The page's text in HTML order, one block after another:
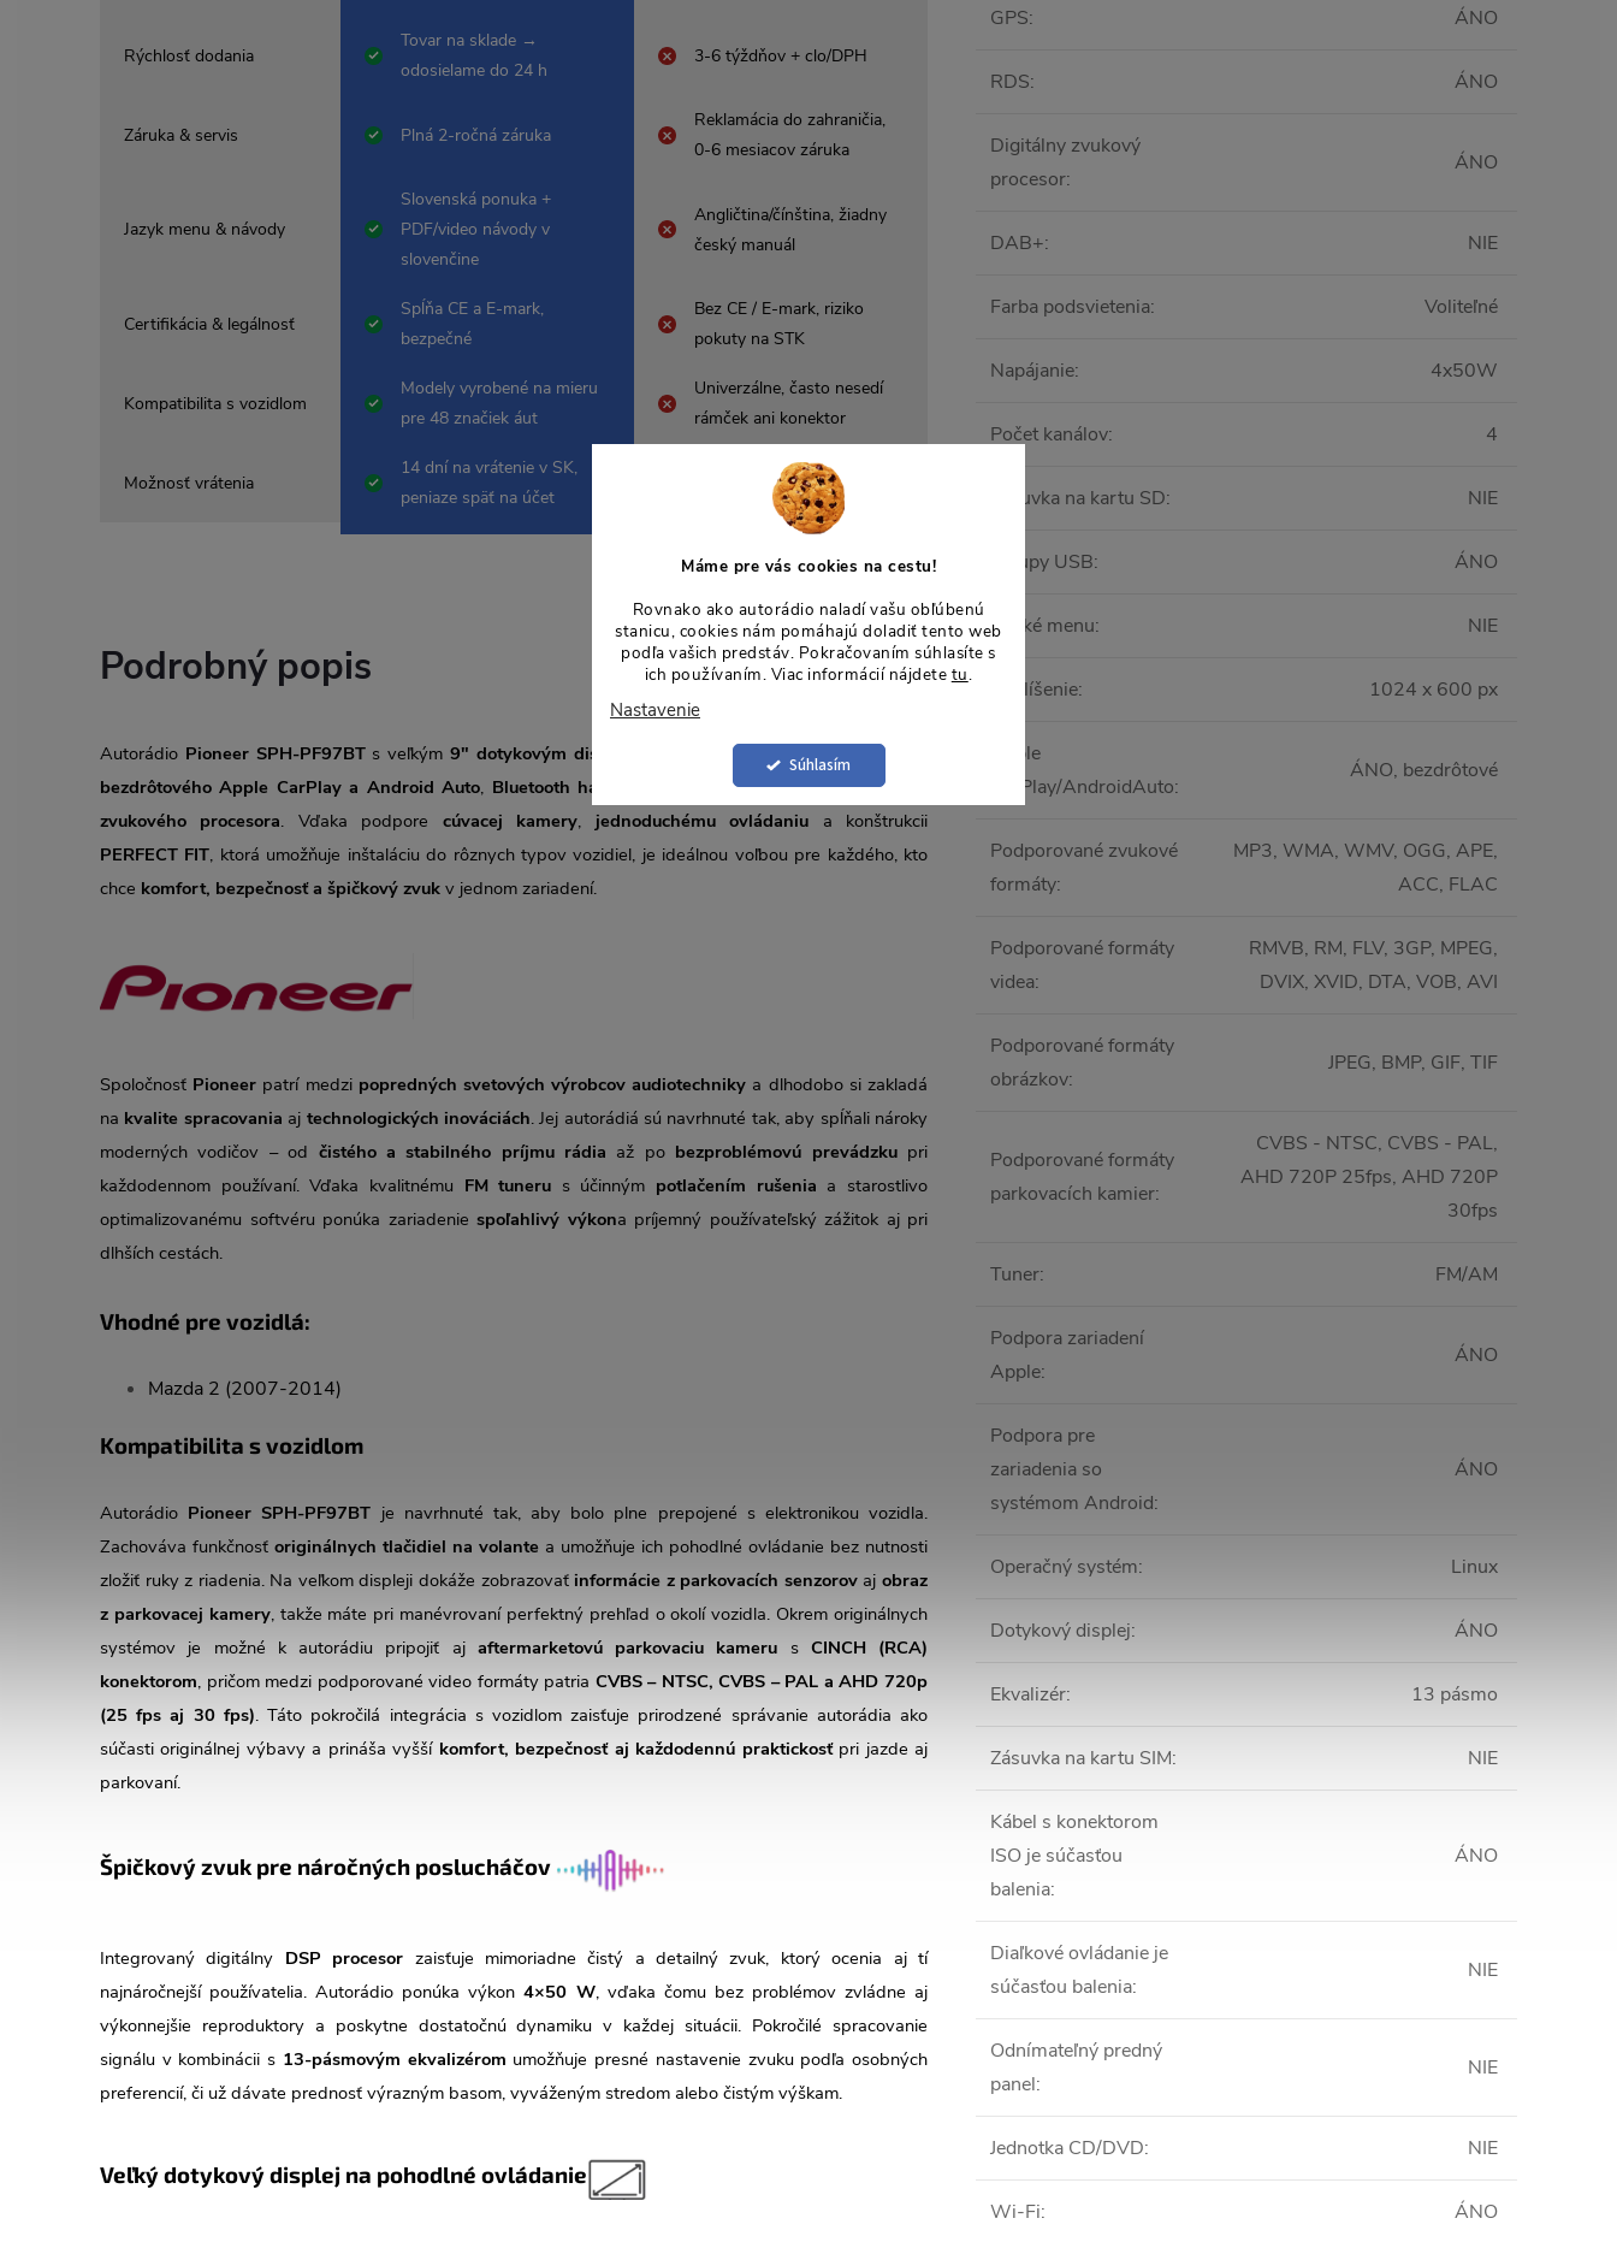
Máme pre vás cookies na cestu!
Rovnako ako autorádio naladí vašu obľúbenú
stanicu, cookies nám pomáhajú doladiť tento web
podľa vašich predstáv. Pokračovaním súhlasíte s
ich používaním. Viac informácií nájdete tu.
Nastavenie
Súhlasím
Rýchlosť dodania
Tovar na sklade →
odosielame do 24 h
3-6 týždňov + clo/DPH
Záruka & servis Plná 2-ročná záruka
Reklamácia do zahraničia,
0-6 mesiacov záruka
Jazyk menu & návody
Slovenská ponuka +
PDF/video návody v
slovenčine
Angličtina/čínština, žiadny
český manuál
Certifikácia & legálnosť
Spĺňa CE a E-mark,
bezpečné
Bez CE / E-mark, riziko
pokuty na STK
Kompatibilita s vozidlom
Modely vyrobené na mieru
pre 48 značiek áut
Univerzálne, často nesedí
rámček ani konektor
Možnosť vrátenia
14 dní na vrátenie v SK,
peniaze späť na účet
Komplikované, drahé
poštovné späť do Ázie
Podrobný popis
Autorádio Pioneer SPH-PF97BTs veľkým9" dotykovým displejom
ponúka modernú výbavu vrátane
bezdrôtového Apple CarPlay a Android Auto, Bluetooth handsfree WebLink 3.0a kvalitného
zvukového procesora. Vďaka podpore cúvacej kamery, jednoduchému ovládaniu a konštrukcii
PERFECT FIT, ktorá umožňuje inštaláciu do rôznych typov vozidiel, je ideálnou voľbou pre každého, kto
chce komfort, bezpečnosť a špičkový zvuk v jednom zariadení.
Spoločnosť Pioneer patrí medzi popredných svetových výrobcov audiotechniky a dlhodobo si zakladá
na kvalite spracovania aj technologických inováciách. Jej autorádiá sú navrhnuté tak, aby spĺňali nároky
moderných vodičov – od čistého a stabilného príjmu rádia až po bezproblémovú prevádzkupri
každodennom používaní. Vďaka kvalitnému FM tuneru s účinným potlačením rušenia a starostlivo
optimalizovanému softvéru ponúka zariadenie spoľahlivý výkona príjemný používateľský zážitok aj pri
dlhších cestách.
Vhodné pre vozidlá:
Mazda 2 (2007-2014)
Kompatibilita s vozidlom
Autorádio Pioneer SPH-PF97BT je navrhnuté tak, aby bolo plne prepojené s elektronikou vozidla.
Zachováva funkčnosť originálnych tlačidiel na volante a umožňuje ich pohodlné ovládanie bez nutnosti
zložiť ruky z riadenia. Na veľkom displeji dokáže zobrazovaťinformácie z parkovacích senzorovajobraz
z parkovacej kamery, takže máte pri manévrovaní perfektný prehľad o okolí vozidla. Okrem originálnych
systémov je možné k autorádiu pripojiť aj aftermarketovú parkovaciu kameru s CINCH (RCA)
konektorom, pričom medzi podporované video formáty patria CVBS – NTSC, CVBS – PAL a AHD 720p
(25 fps aj 30 fps). Táto pokročilá integrácia s vozidlom zaisťuje prirodzené správanie autorádia ako
súčasti originálnej výbavy a prináša vyšší komfort, bezpečnosť aj každodennú praktickosťpri jazde aj
parkovaní.
Špičkový zvuk pre náročných poslucháčov
Integrovaný digitálny DSP procesor zaisťuje mimoriadne čistý a detailný zvuk, ktorý ocenia aj tí
najnáročnejší používatelia. Autorádio ponúka výkon4×50 W, vďaka čomu bez problémov zvládne aj
výkonnejšie reproduktory a poskytne dostatočnú dynamiku v každej situácii. Pokročilé spracovanie
signálu v kombinácii s 13-pásmovým ekvalizérom umožňuje presné nastavenie zvuku podľa osobných
preferencií, či už dávate prednosť výrazným basom, vyváženým stredom alebo čistým výškam.
Veľký dotykový displej na pohodlné ovládanie
GPS: ÁNO
RDS: ÁNO
Digitálny zvukový
procesor:
ÁNO
DAB+: NIE
Farba podsvietenia: Voliteľné
Napájanie: 4x50W
Počet kanálov: 4
Zásuvka na kartu SD: NIE
Vstupy USB: ÁNO
České menu: NIE
Rozlíšenie: 1024 x 600 px
Apple
CarPlay/AndroidAuto:
ÁNO, bezdrôtové
Podporované zvukové
formáty:
MP3, WMA, WMV, OGG, APE,
ACC, FLAC
Podporované formáty
videa:
RMVB, RM, FLV, 3GP, MPEG,
DVIX, XVID, DTA, VOB, AVI
Podporované formáty
obrázkov:
JPEG, BMP, GIF, TIF
Podporované formáty
parkovacích kamier:
CVBS - NTSC, CVBS - PAL,
AHD 720P 25fps, AHD 720P
30fps
Tuner: FM/AM
Podpora zariadení
Apple:
ÁNO
Podpora pre
zariadenia so
systémom Android:
ÁNO
Operačný systém: Linux
Dotykový displej: ÁNO
Ekvalizér: 13 pásmo
Zásuvka na kartu SIM: NIE
Kábel s konektorom
ISO je súčasťou
balenia:
ÁNO
Diaľkové ovládanie je
súčasťou balenia:
NIE
Odnímateľný predný
panel:
NIE
Jednotka CD/DVD: NIE
Wi-Fi: ÁNO